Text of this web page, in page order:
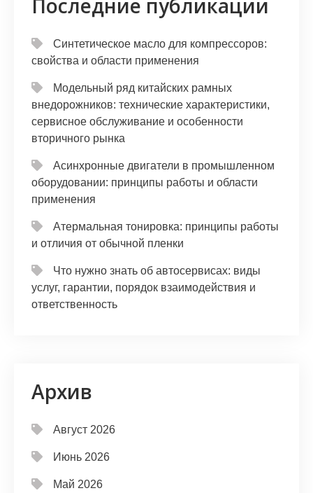
Последние публикации
Синтетическое масло для компрессоров:
свойства и области применения
Модельный ряд китайских рамных
внедорожников: технические характеристики,
сервисное обслуживание и особенности
вторичного рынка
Асинхронные двигатели в промышленном
оборудовании: принципы работы и области
применения
Атермальная тонировка: принципы работы
и отличия от обычной пленки
Что нужно знать об автосервисах: виды
услуг, гарантии, порядок взаимодействия и
ответственность
Архив
Август 2026
Июнь 2026
Май 2026